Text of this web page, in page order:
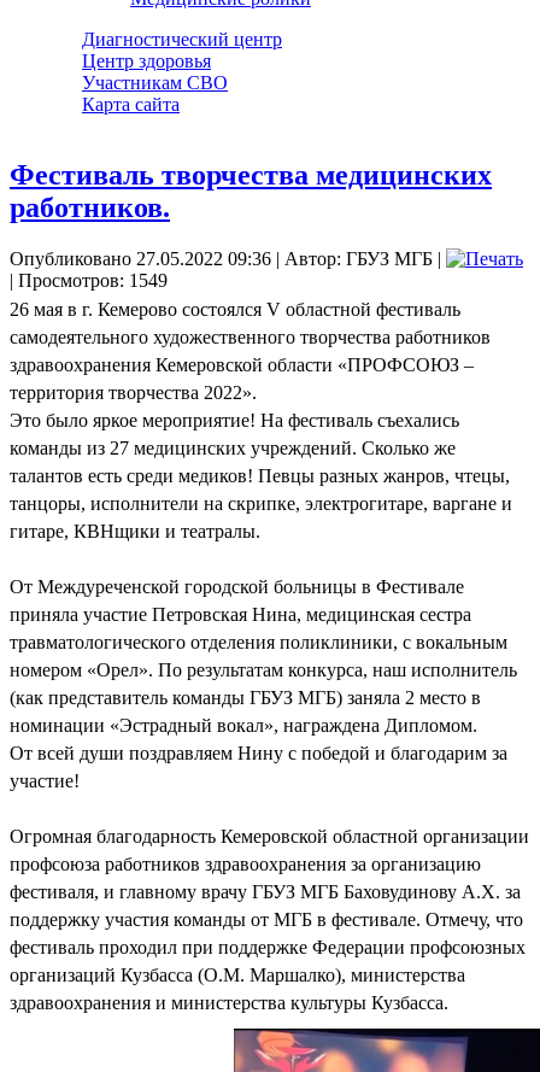
Диагностический центр
Центр здоровья
Участникам СВО
Карта сайта
Фестиваль творчества медицинских
работников.
Опубликовано 27.05.2022 09:36 | Автор: ГБУЗ МГБ |
| Просмотров: 1549
26 мая в г. Кемерово состоялся V областной фестиваль
самодеятельного художественного творчества работников
здравоохранения Кемеровской области «ПРОФСОЮЗ –
территория творчества 2022».
Это было яркое мероприятие! На фестиваль съехались
команды из 27 медицинских учреждений. Сколько же
талантов есть среди медиков! Певцы разных жанров, чтецы,
танцоры, исполнители на скрипке, электрогитаре, варгане и
гитаре, КВНщики и театралы.
От Междуреченской городской больницы в Фестивале
приняла участие Петровская Нина, медицинская сестра
травматологического отделения поликлиники, с вокальным
номером «Орел». По результатам конкурса, наш исполнитель
(как представитель команды ГБУЗ МГБ) заняла 2 место в
номинации «Эстрадный вокал», награждена Дипломом.
От всей души поздравляем Нину с победой и благодарим за
участие!
Огромная благодарность Кемеровской областной организации
профсоюза работников здравоохранения за организацию
фестиваля, и главному врачу ГБУЗ МГБ Баховудинову А.Х. за
поддержку участия команды от МГБ в фестивале. Отмечу, что
фестиваль проходил при поддержке Федерации профсоюзных
организаций Кузбасса (О.М. Маршалко), министерства
здравоохранения и министерства культуры Кузбасса.